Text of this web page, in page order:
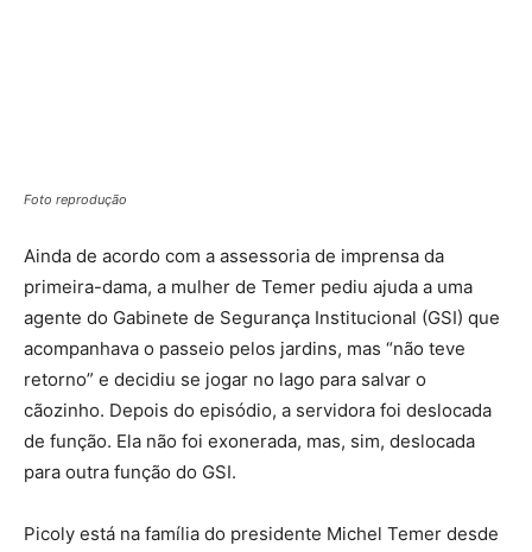
Foto reprodução
Ainda de acordo com a assessoria de imprensa da
primeira-dama, a mulher de Temer pediu ajuda a uma
agente do Gabinete de Segurança Institucional (GSI) que
acompanhava o passeio pelos jardins, mas “não teve
retorno” e decidiu se jogar no lago para salvar o
cãozinho. Depois do episódio, a servidora foi deslocada
de função. Ela não foi exonerada, mas, sim, deslocada
para outra função do GSI.
Picoly está na família do presidente Michel Temer desde